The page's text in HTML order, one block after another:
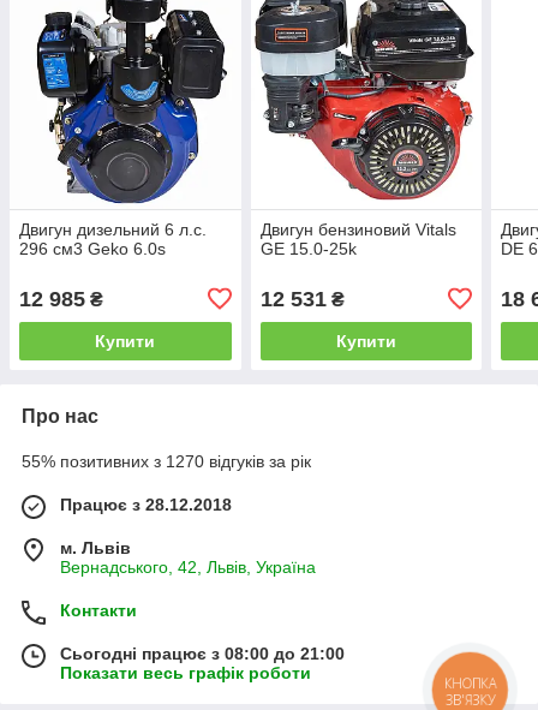
Двигун дизельний 6 л.с.
296 см3 Geko 6.0s
12 985 ₴
Купити
Двигун бензиновий Vitals
GE 15.0-25k
12 531₴
Купити
DE
18
Про нас
55% позитивних з 1270 відгуків за рік
Працює з 28.12.2018
м. Львів
Вернадського, 42, Львів, Україна
Контакти
Сьогодні працює з 08:00 до 21:00
Показати весь графік роботи
КНОПКА
ЗВ'ЯЗКУ